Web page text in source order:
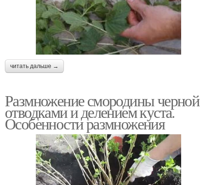
читать дальше →
Размножение смородины черной
отводками и делением куста.
Особенности размножения